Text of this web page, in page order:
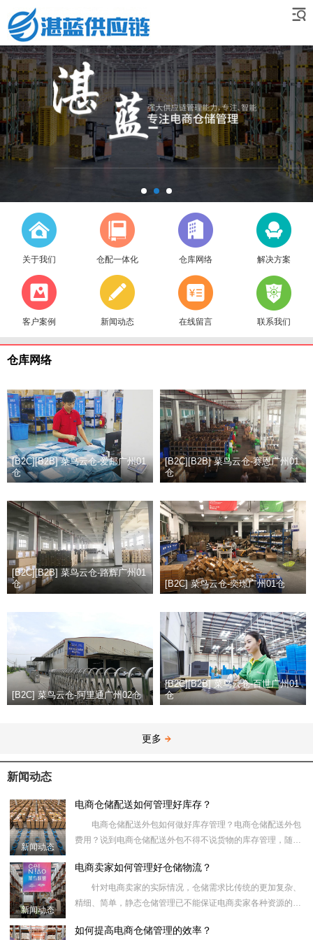
关于我们 仓配一体化 仓库网络 解决方案
客户案例 新闻动态 在线留言 联系我们
仓库网络
[B2C][B2B] 菜鸟云仓-爱邮广州01
仓
[B2C][B2B] 菜鸟云仓-赛恩广州01
仓
[B2C][B2B] 菜鸟云仓-路辉广州01
仓
[B2C] 菜鸟云仓-奕璟广州01仓
[B2C] 菜鸟云仓-阿里通广州02仓
[B2C][B2B] 菜鸟云仓-百世广州01
仓
更多
新闻动态
新闻动态
电商仓储配送如何管理好库存？
电商仓储配送外包如何做好库存管理？电商仓储配送外包
费用？说到电商仓储配送外包不得不说货物的库存管理，随着
部分，而消费者
新闻动态
电商卖家如何管理好仓储物流？
针对电商卖家的实际情况，仓储需求比传统的更加复杂、
精细、简单，静态仓储管理已不能保证电商卖家各种资源的有
和人工输入，不
如何提高电商仓储管理的效率？